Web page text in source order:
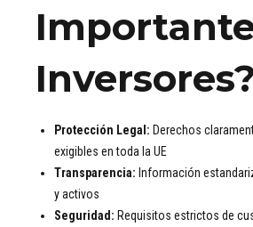
Inversores?
Protección Legal: Derechos
exigibles en toda la UE
Transparencia: Información
y activos
Seguridad: Requisitos estrictos de